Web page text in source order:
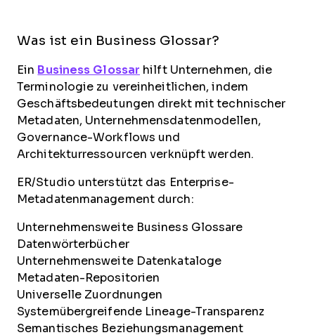
Was ist ein Business Glossar?
Ein Business Glossar hilft Unternehmen, die
Terminologie zu vereinheitlichen, indem
Geschäftsbedeutungen direkt mit technischer
Metadaten, Unternehmensdatenmodellen,
Governance-Workflows und
Architekturressourcen verknüpft werden.
ER/Studio unterstützt das Enterprise-
Metadatenmanagement durch:
Unternehmensweite Business Glossare
Datenwörterbücher
Unternehmensweite Datenkataloge
Metadaten-Repositorien
Universelle Zuordnungen
Systemübergreifende Lineage-Transparenz
Semantisches Beziehungsmanagement